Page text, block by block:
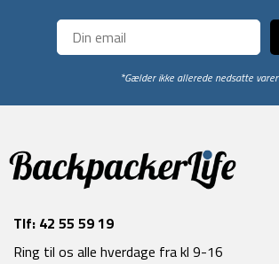
*Gælder ikke allerede nedsatte varer
Tlf: 42 55 59 19
Ring til os alle hverdage fra kl 9-16